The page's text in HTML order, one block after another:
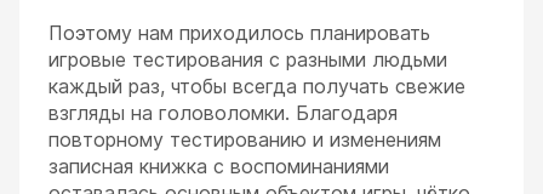
Поэтому нам приходилось планировать
игровые тестирования с разными людьми
каждый раз, чтобы всегда получать свежие
взгляды на головоломки. Благодаря
повторному тестированию и изменениям
записная книжка с воспоминаниями